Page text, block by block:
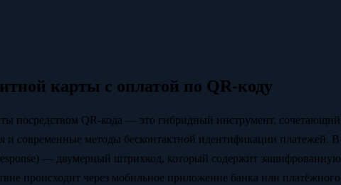
карты с оплатой по QR-коду
посредством QR-кода — это гибридный инструмент, сочетающий
и современные методы бесконтактной идентификации платежей. В
— двумерный штрихкод, который содержит зашифрованную
происходит через мобильное приложение банка или платёжного